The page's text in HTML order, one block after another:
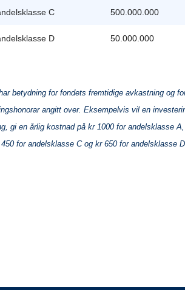
C 500.000.000
D 50.000.000
betydning for fondets fremtidige avkastning og
angitt over. Eksempelvis vil en
gi en årlig kostnad på kr 1000 for andelsklasse
for andelsklasse C og kr 650 for andelsklasse